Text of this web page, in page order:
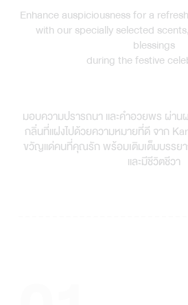
Enhance auspiciousness for a
with our specially selected
blessings
during the festive
มอบความปรารถนา และคำอวยพร ผ่า
กลิ่นที่แฝงไปด้วยความหมายที่ดี จาก
ขวัญแด่คนที่คุณรัก พร้อมเติมเต็มบรรย
และมีชีวิตชีวา